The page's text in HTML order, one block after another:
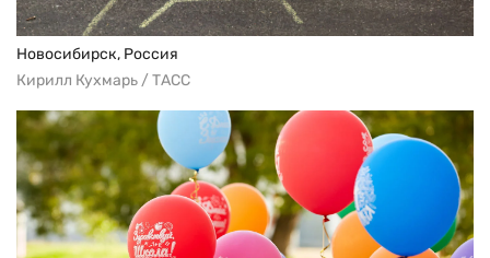
Новосибирск, Россия
Кирилл Кухмарь / ТАСС